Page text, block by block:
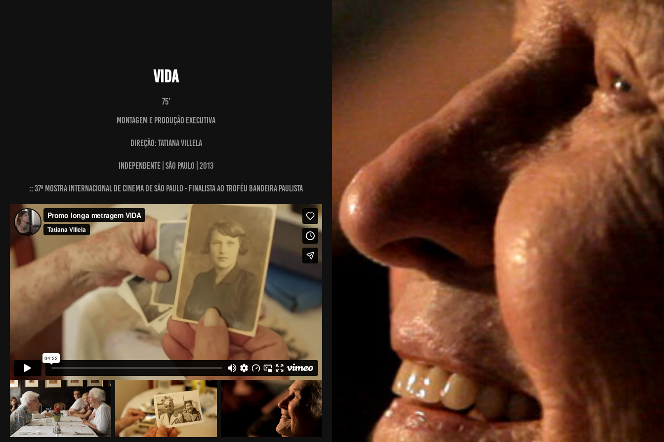
Vida
75'
MONTAGEM e PRODUÇÃO EXECUTIVA
Direção: Tatiana Villela
Independente | São Paulo | 2013
:: 37ª Mostra Internacional de Cinema de São Paulo - Finalista ao Troféu Bandeira Paulista